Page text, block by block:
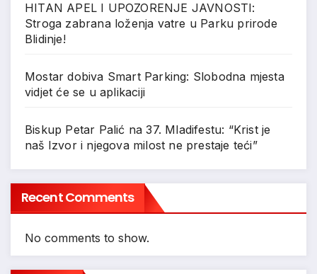
HITAN APEL I UPOZORENJE JAVNOSTI:
Stroga zabrana loženja vatre u Parku prirode
Blidinje!
Mostar dobiva Smart Parking: Slobodna mjesta
vidjet će se u aplikaciji
Biskup Petar Palić na 37. Mladifestu: “Krist je
naš Izvor i njegova milost ne prestaje teći”
Recent Comments
No comments to show.